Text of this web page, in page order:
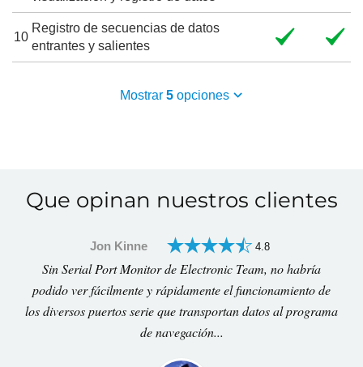
10
Registro de secuencias de datos
entrantes y salientes
Mostrar 5 opciones
Que opinan nuestros clientes
Jon Kinne 4.8
Sin Serial Port Monitor de Electronic Team, no habría
podido ver fácilmente y rápidamente el funcionamiento de
los diversos puertos serie que transportan datos al programa
de navegación...